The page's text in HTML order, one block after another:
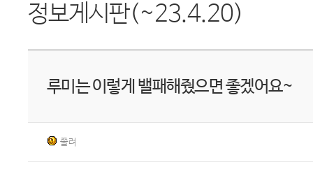
정보게시판(~23.4.20)
루미는 이렇게 밸패해줬으면 좋겠어요~
쭐려